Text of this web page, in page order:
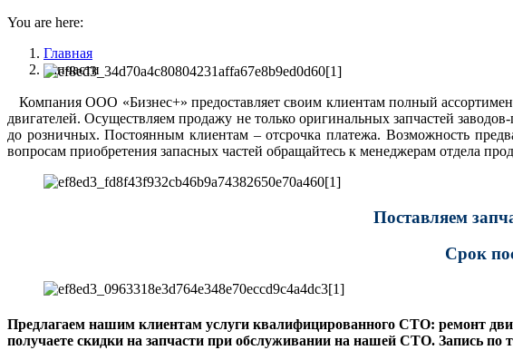
You are here:
Главная
Запчасти
Компания ООО «Бизнес+» предоставляет своим клиентам полный
двигателей. Осуществляем продажу не только оригинальных запчастей
до розничных. Постоянным клиентам – отсрочка платежа. Возможность
вопросам приобретения запасных частей обращайтесь к менеджерам отдела
Поставляем
Срок
Предлагаем нашим клиентам услуги квалифицированного СТО: ремонт
получаете скидки на запчасти при обслуживании на нашей СТО. Запись по